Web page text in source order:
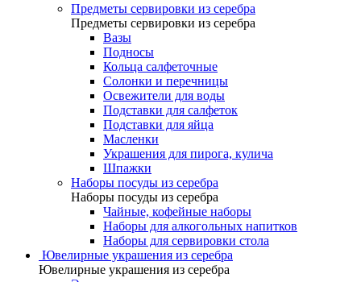
Предметы сервировки из серебра
Предметы сервировки из серебра
Вазы
Подносы
Кольца салфеточные
Солонки и перечницы
Освежители для воды
Подставки для салфеток
Подставки для яйца
Масленки
Украшения для пирога, кулича
Шпажки
Наборы посуды из серебра
Наборы посуды из серебра
Чайные, кофейные наборы
Наборы для алкогольных напитков
Наборы для сервировки стола
Ювелирные украшения из серебра
Ювелирные украшения из серебра